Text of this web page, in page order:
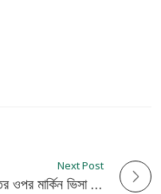
Next Post
১০০ এমপিসহ ৩০০ ব্যক্তির ওপর মার্কিন ভিসা নিষেধাজ্ঞা